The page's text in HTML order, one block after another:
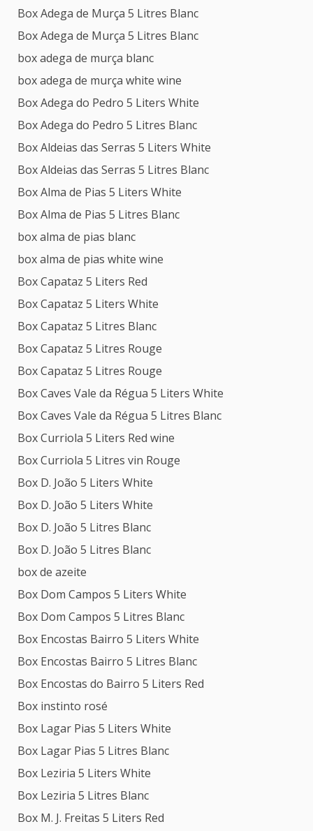
Box Adega de Murça 5 Litres Blanc
Box Adega de Murça 5 Litres Blanc
box adega de murça blanc
box adega de murça white wine
Box Adega do Pedro 5 Liters White
Box Adega do Pedro 5 Litres Blanc
Box Aldeias das Serras 5 Liters White
Box Aldeias das Serras 5 Litres Blanc
Box Alma de Pias 5 Liters White
Box Alma de Pias 5 Litres Blanc
box alma de pias blanc
box alma de pias white wine
Box Capataz 5 Liters Red
Box Capataz 5 Liters White
Box Capataz 5 Litres Blanc
Box Capataz 5 Litres Rouge
Box Capataz 5 Litres Rouge
Box Caves Vale da Régua 5 Liters White
Box Caves Vale da Régua 5 Litres Blanc
Box Curriola 5 Liters Red wine
Box Curriola 5 Litres vin Rouge
Box D. João 5 Liters White
Box D. João 5 Liters White
Box D. João 5 Litres Blanc
Box D. João 5 Litres Blanc
box de azeite
Box Dom Campos 5 Liters White
Box Dom Campos 5 Litres Blanc
Box Encostas Bairro 5 Liters White
Box Encostas Bairro 5 Litres Blanc
Box Encostas do Bairro 5 Liters Red
Box instinto rosé
Box Lagar Pias 5 Liters White
Box Lagar Pias 5 Litres Blanc
Box Leziria 5 Liters White
Box Leziria 5 Litres Blanc
Box M. J. Freitas 5 Liters Red